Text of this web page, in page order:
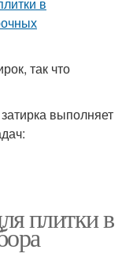
так что
выполняет
плитки в